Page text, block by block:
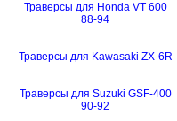
Траверсы для Honda VT 600
88-94
Траверсы для Kawasaki ZX-6R
Траверсы для Suzuki GSF-400
90-92